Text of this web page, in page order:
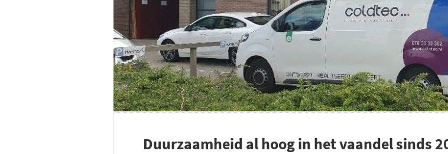
Duurzaamheid al hoog in het vaandel sinds